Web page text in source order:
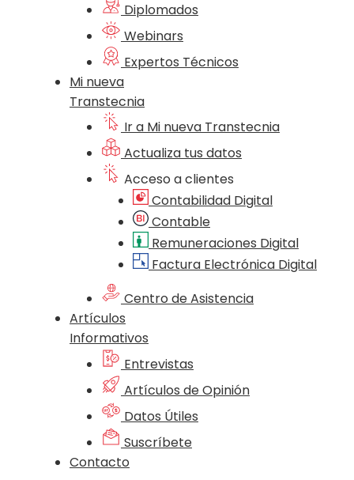
Diplomados
Webinars
Expertos Técnicos
Mi nueva
Transtecnia
Ir a Mi nueva Transtecnia
Actualiza tus datos
Acceso a clientes
Contabilidad Digital
Contable
Remuneraciones Digital
Factura Electrónica Digital
Centro de Asistencia
Artículos
Informativos
Entrevistas
Artículos de Opinión
Datos Útiles
Suscríbete
Contacto